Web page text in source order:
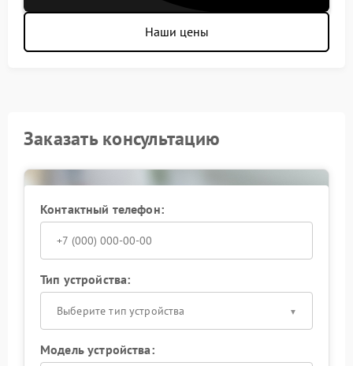
Наши цены
Заказать консультацию
Контактный телефон:
Тип устройства:
Выберите тип устройства
Модель устройства: